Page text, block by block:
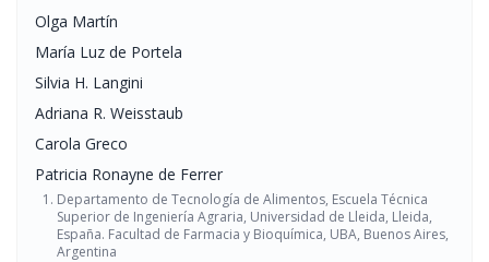
Olga Martín
María Luz de Portela
Silvia H. Langini
Adriana R. Weisstaub
Carola Greco
Patricia Ronayne de Ferrer
Departamento de Tecnología de Alimentos, Escuela Técnica
Superior de Ingeniería Agraria, Universidad de Lleida, Lleida,
España. Facultad de Farmacia y Bioquímica, UBA, Buenos Aires,
Argentina